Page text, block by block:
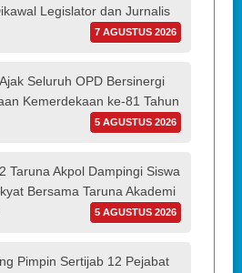
Legislator dan Jurnalis
7 AGUSTUS 2026
Seluruh OPD Bersinergi
Kemerdekaan ke-81 Tahun
5 AGUSTUS 2026
Taruna Akpol Dampingi Siswa
Bersama Taruna Akademi
5 AGUSTUS 2026
Pimpin Sertijab 12 Pejabat